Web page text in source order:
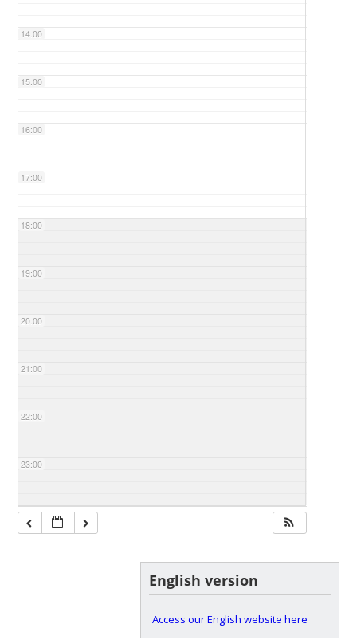
14:00
15:00
16:00
17:00
18:00
19:00
20:00
21:00
22:00
23:00
English version
Access our English website here